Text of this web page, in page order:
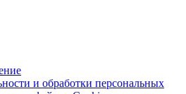
и обработки персональных